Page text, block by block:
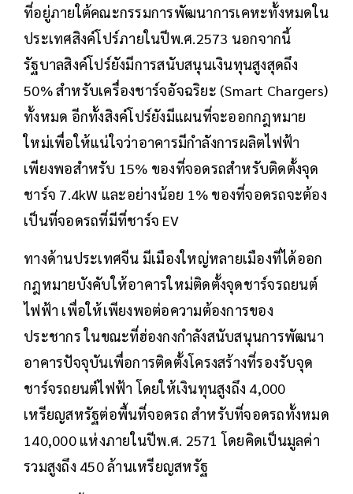
ที่อยู่ภายใต้คณะกรรมการพัฒนาการเคหะทั้งหมดใน
ประเทศสิงค์โปร์ภายในปีพ.ศ.2573 นอกจากนี้
รัฐบาลสิงค์โปร์ยังมีการสนับสนุนเงินทุนสูงสุดถึง
50% สำหรับเครื่องชาร์จอัจฉริยะ (Smart Chargers)
ทั้งหมด อีกทั้งสิงค์โปร์ยังมีแผนที่จะออกกฎหมาย
ใหม่เพื่อให้แน่ใจว่าอาคารมีกำลังการผลิตไฟฟ้า
เพียงพอสำหรับ 15% ของที่จอดรถสำหรับติดตั้งจุด
ชาร์จ 7.4kW และอย่างน้อย 1% ของที่จอดรถจะต้อง
เป็นที่จอดรถที่มีที่ชาร์จ EV
ทางด้านประเทศจีน มีเมืองใหญ่หลายเมืองที่ได้ออก
กฎหมายบังคับให้อาคารใหม่ติดตั้งจุดชาร์จรถยนต์
ไฟฟ้า เพื่อให้เพียงพอต่อความต้องการของ
ประชากร ในขณะที่ฮ่องกงกำลังสนับสนุนการพัฒนา
อาคารปัจจุบันเพื่อการติดตั้งโครงสร้างที่รองรับจุด
ชาร์จรถยนต์ไฟฟ้า โดยให้เงินทุนสูงถึง 4,000
เหรียญสหรัฐต่อพื้นที่จอดรถ สำหรับที่จอดรถทั้งหมด
140,000 แห่งภายในปีพ.ศ. 2571 โดยคิดเป็นมูลค่า
รวมสูงถึง 450 ล้านเหรียญสหรัฐ